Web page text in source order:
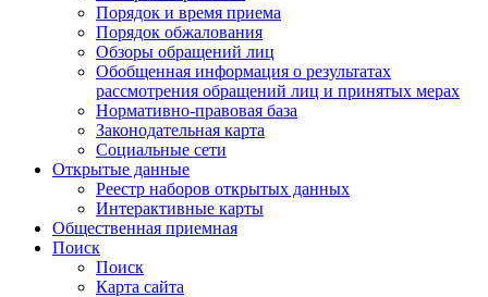
Порядок и время приема
Порядок обжалования
Обзоры обращений лиц
Обобщенная информация о результатах
рассмотрения обращений лиц и принятых мерах
Нормативно-правовая база
Законодательная карта
Социальные сети
Открытые данные
Реестр наборов открытых данных
Интерактивные карты
Общественная приемная
Поиск
Поиск
Карта сайта